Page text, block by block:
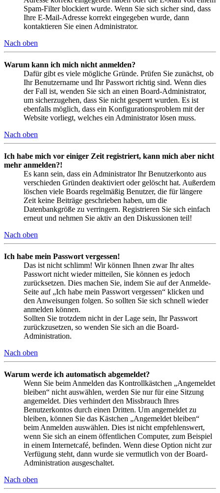
Spam-Filter blockiert wurde. Wenn Sie sich sicher sind, dass
Ihre E-Mail-Adresse korrekt eingegeben wurde, dann
kontaktieren Sie einen Administrator.
Nach oben
Warum kann ich mich nicht anmelden?
Dafür gibt es viele mögliche Gründe. Prüfen Sie zunächst, ob
Ihr Benutzername und Ihr Passwort richtig sind. Wenn dies
der Fall ist, wenden Sie sich an einen Board-Administrator,
um sicherzugehen, dass Sie nicht gesperrt wurden. Es ist
ebenfalls möglich, dass ein Konfigurationsproblem mit der
Website vorliegt, welches ein Administrator lösen muss.
Nach oben
Ich habe mich vor einiger Zeit registriert, kann mich aber nicht
mehr anmelden?!
Es kann sein, dass ein Administrator Ihr Benutzerkonto aus
verschieden Gründen deaktiviert oder gelöscht hat. Außerdem
löschen viele Boards regelmäßig Benutzer, die für längere
Zeit keine Beiträge geschrieben haben, um die
Datenbankgröße zu verringern. Registrieren Sie sich einfach
erneut und nehmen Sie aktiv an den Diskussionen teil!
Nach oben
Ich habe mein Passwort vergessen!
Das ist nicht schlimm! Wir können Ihnen zwar Ihr altes
Passwort nicht wieder mitteilen, Sie können es jedoch
zurücksetzen. Dies machen Sie, indem Sie auf der Anmelde-
Seite auf „Ich habe mein Passwort vergessen“ klicken und
den Anweisungen folgen. So sollten Sie sich schnell wieder
anmelden können.
Sollten Sie trotzdem nicht in der Lage sein, Ihr Passwort
zurückzusetzen, so wenden Sie sich an die Board-
Administration.
Nach oben
Warum werde ich automatisch abgemeldet?
Wenn Sie beim Anmelden das Kontrollkästchen „Angemeldet
bleiben“ nicht auswählen, werden Sie nur für eine Sitzung
angemeldet. Dies verhindert den Missbrauch Ihres
Benutzerkontos durch einen Dritten. Um angemeldet zu
bleiben, können Sie das Kästchen „Angemeldet bleiben“
beim Anmelden auswählen. Dies ist nicht empfehlenswert,
wenn Sie sich an einem öffentlichen Computer, zum Beispiel
in einem Internetcafé, befinden. Wenn diese Option nicht zur
Verfügung steht, dann wurde sie vermutlich von der Board-
Administration ausgeschaltet.
Nach oben